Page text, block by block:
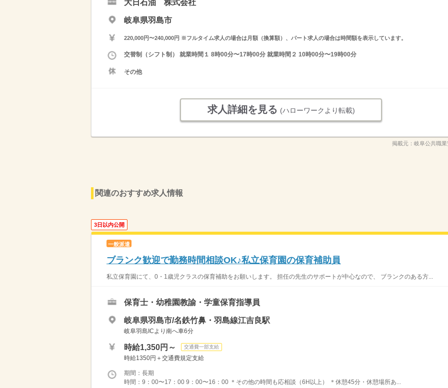
大日石油 株式会社
岐阜県羽島市
220,000円〜240,000円 ※フルタイム求人の場合は月額（換算額）、パート求人の場合は時間額を表示しています。
交替制（シフト制） 就業時間１ 8時00分〜17時00分 就業時間２ 10時00分〜19時00分
その他
求人詳細を見る (ハローワークより転載)
掲載元： 岐阜公共職
関連のおすすめ求人情報
3日以内公開
一般派遣
ブランク歓迎で勤務時間相談OK♪私立保育園の保育補助員
私立保育園にて、0・1歳児クラスの保育補助をお願いします。 担任の先生のサポートが中心なので、 ブランクのある方...
保育士・幼稚園教諭・学童保育指導員
岐阜県羽島市/名鉄竹鼻・羽島線江吉良駅
岐阜羽島ICより南へ車6分
時給1,350円～ 交通費一部支給
時給1350円＋交通費規定支給
期間：長期
時間：9：00〜17：00 9：00〜16：00 ＊その他の時間も応相談（6H以上） ＊休憩45分・休憩場所あ...